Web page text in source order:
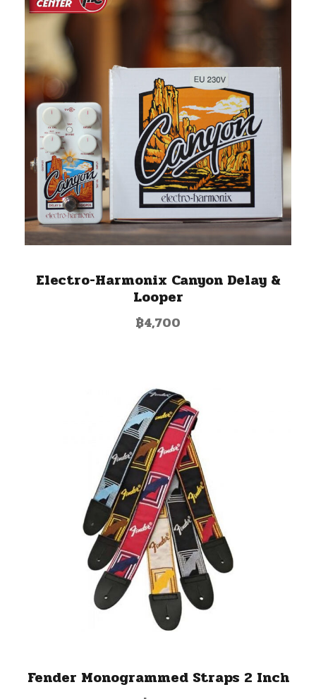
Electro-Harmonix Canyon Delay &
Looper
฿4,700
Fender Monogrammed Straps 2 Inch